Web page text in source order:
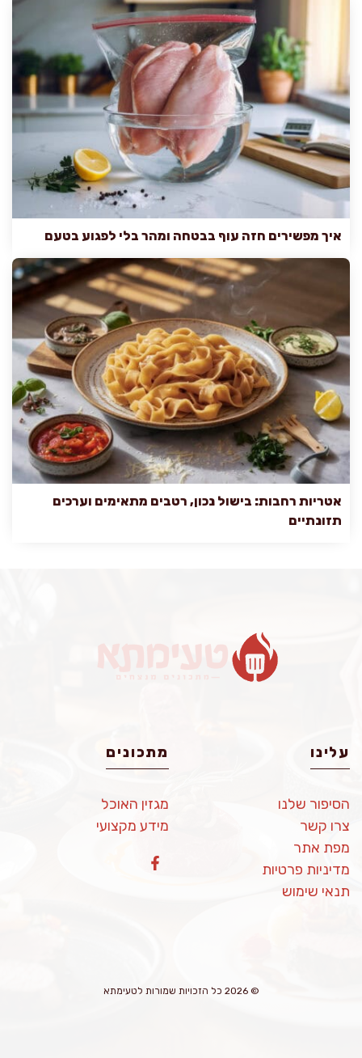
איך מפשירים חזה עוף בבטחה ומהר בלי לפגוע בטעם
אטריות רחבות: בישול נכון, רטבים מתאימים וערכים
תזונתיים
עלינו
הסיפור שלנו
צרו קשר
מפת אתר
מדיניות פרטיות
תנאי שימוש
מתכונים
מגזין האוכל
מידע מקצועי
© 2026 כל הזכויות שמורות לטעימתא